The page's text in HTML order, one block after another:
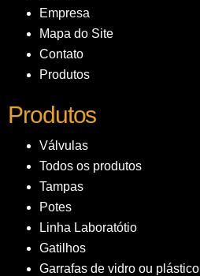
Empresa
Mapa do Site
Contato
Produtos
Produtos
Válvulas
Todos os produtos
Tampas
Potes
Linha Laboratótio
Gatilhos
Garrafas de vidro ou plástico